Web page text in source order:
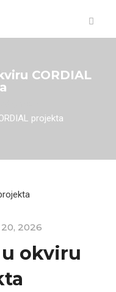
CORDIAL
projekta
2026
okviru